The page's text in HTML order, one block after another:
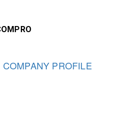
COMPANY PROFILE